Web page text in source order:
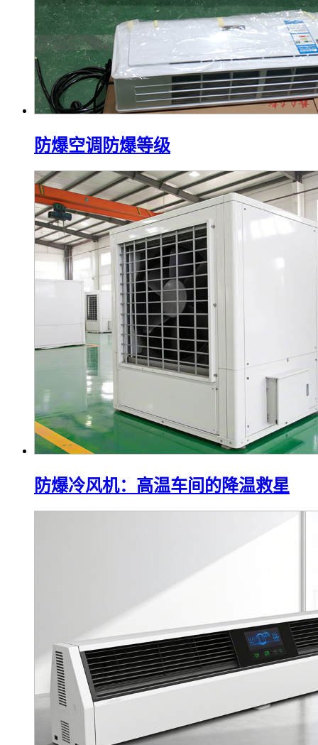
防爆空调防爆等级
防爆冷风机：高温车间的降温救星